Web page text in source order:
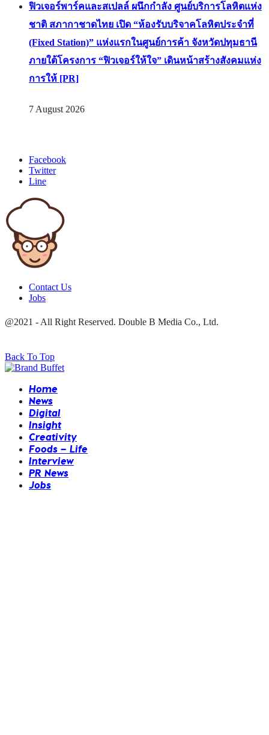
ฟิวเจอร์พาร์คและสเปลล์ ผนึกกำลัง ศูนย์บริการโลหิตแห่ง
ชาติ สภากาชาดไทย เปิด “ห้องรับบริจาคโลหิตประจำที่
(Fixed Station)” แห่งแรกในศูนย์การค้า จังหวัดปทุมธานี
ภายใต้โครงการ “ฟิวเจอร์ให้ใจ” เดินหน้าสร้างสังคมแห่ง
การให้ [PR]
7 August 2026
Facebook
Twitter
Line
Contact Us
Jobs
@2021 - All Right Reserved. Double B Media Co., Ltd.
Back To Top
Home
News
Digital
Insight
Creativity
Foods – Life
Interview
PR News
Jobs